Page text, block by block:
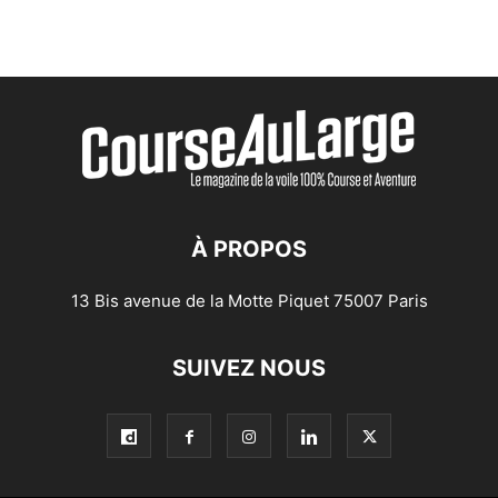
À PROPOS
13 Bis avenue de la Motte Piquet 75007 Paris
SUIVEZ NOUS